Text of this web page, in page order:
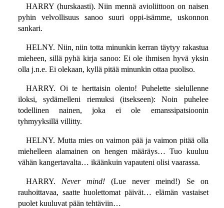
HARRY (hurskaasti). Niin mennä avioliittoon on naisen
pyhin velvollisuus sanoo suuri oppi-isämme, uskonnon
sankari.
HELNY. Niin, niin totta minunkin kerran täytyy rakastua
mieheen, sillä pyhä kirja sanoo: Ei ole ihmisen hyvä yksin
olla j.n.e. Ei olekaan, kyllä pitää minunkin ottaa puoliso.
HARRY. Oi te herttaisin olento! Puhelette sielullenne
iloksi, sydämelleni riemuksi (itsekseen): Noin puhelee
todellinen nainen, joka ei ole emanssipatsioonin
tyhmyyksillä villitty.
HELNY. Mutta mies on vaimon pää ja vaimon pitää olla
miehelleen alamainen on hengen määräys… Tuo kuuluu
vähän kangertavalta… ikäänkuin vapauteni olisi vaarassa.
HARRY. Never mind! (Lue never meind!) Se on
rauhoittavaa, saatte huolettomat päivät… elämän vastaiset
puolet kuuluvat pään tehtäviin…